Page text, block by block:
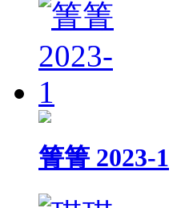
箐箐 2023-1